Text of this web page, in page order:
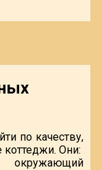
по качеству,
Они:
окружающий